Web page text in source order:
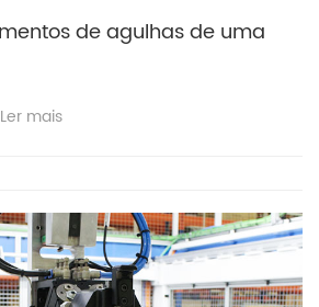
de agulhas de uma
Ler mais